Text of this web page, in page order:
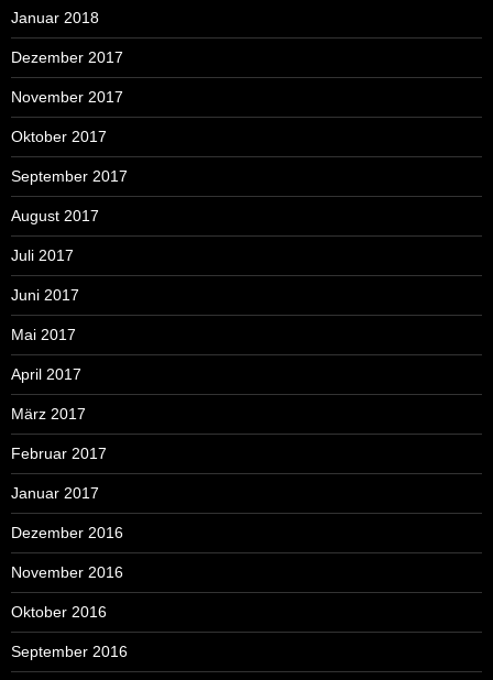
Januar 2018
Dezember 2017
November 2017
Oktober 2017
September 2017
August 2017
Juli 2017
Juni 2017
Mai 2017
April 2017
März 2017
Februar 2017
Januar 2017
Dezember 2016
November 2016
Oktober 2016
September 2016